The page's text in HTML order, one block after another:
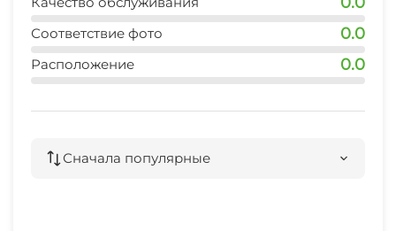
Соответствие фото 0.0
Расположение 0.0
Сначала популярные